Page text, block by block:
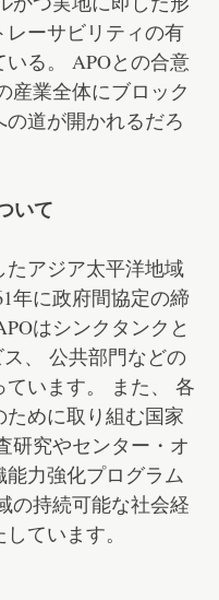
ーサビリティの有
る。 APOとの合意
産業全体にブロック
道が開かれるだろ
いて
アジア太平洋地域
年に政府間協定の締
はシンクタンクと
、 公共部門などの
います。 また、 各
めに取り組む国家
研究やセンター・オ
力強化プログラム
の持続可能な社会経
ています。